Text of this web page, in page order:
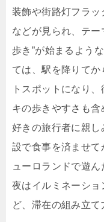
装飾や街路灯フラ
などが見られ、テー
歩き”が始まるよう
ては、駅を降りて
トスポットになり
キの歩きやすさも
好きの旅行者に親
設で食事を済ませ
ューロランドで遊ん
夜はイルミネーシ
ど、滞在の組み立て